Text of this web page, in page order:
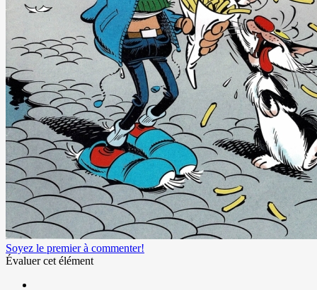
Soyez le premier à commenter!
Évaluer cet élément